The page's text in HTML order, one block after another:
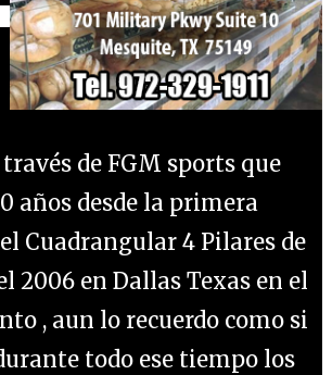
de FGM sports que
años desde la primera
Cuadrangular 4 Pilares de
2006 en Dallas Texas en el
, aun lo recuerdo como si
todo ese tiempo los